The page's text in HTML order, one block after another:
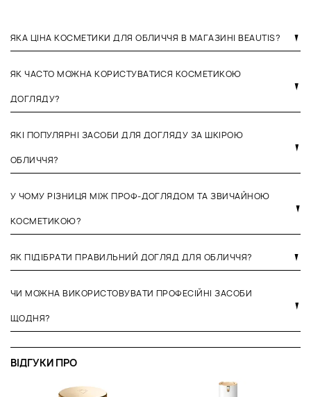
ЯКА ЦІНА КОСМЕТИКИ ДЛЯ ОБЛИЧЧЯ В МАГАЗИНІ BEAUTIS?
ЯК ЧАСТО МОЖНА КОРИСТУВАТИСЯ КОСМЕТИКОЮ
ДОГЛЯДУ?
ЯКІ ПОПУЛЯРНІ ЗАСОБИ ДЛЯ ДОГЛЯДУ ЗА ШКІРОЮ
ОБЛИЧЧЯ?
У ЧОМУ РІЗНИЦЯ МІЖ ПРОФ-ДОГЛЯДОМ ТА ЗВИЧАЙНОЮ
КОСМЕТИКОЮ?
ЯК ПІДІБРАТИ ПРАВИЛЬНИЙ ДОГЛЯД ДЛЯ ОБЛИЧЧЯ?
ЧИ МОЖНА ВИКОРИСТОВУВАТИ ПРОФЕСІЙНІ ЗАСОБИ
ЩОДНЯ?
ВІДГУКИ ПРО